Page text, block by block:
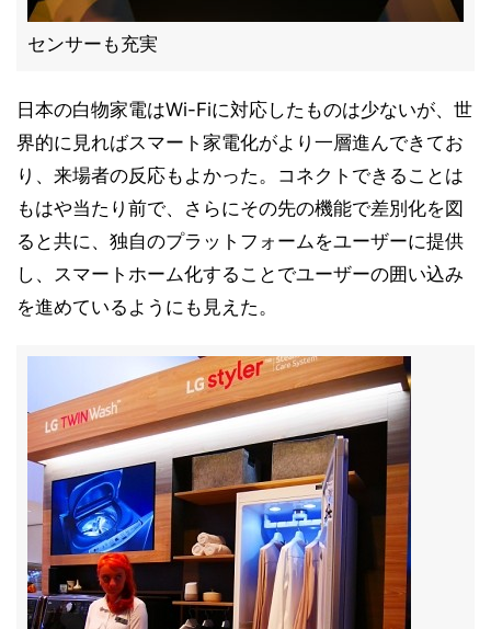
センサーも充実
日本の白物家電はWi-Fiに対応したものは少ないが、世
界的に見ればスマート家電化がより一層進んできてお
り、来場者の反応もよかった。コネクトできることは
もはや当たり前で、さらにその先の機能で差別化を図
ると共に、独自のプラットフォームをユーザーに提供
し、スマートホーム化することでユーザーの囲い込み
を進めているようにも見えた。